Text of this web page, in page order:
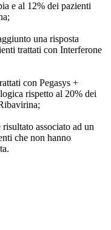
e al 12% dei pazienti
una risposta
trattati con Interferone
con Pegasys +
rispetto al 20% dei
associato ad un
che non hanno